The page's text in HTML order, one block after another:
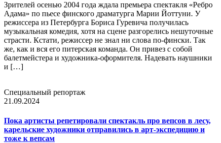
Зрителей осенью 2004 года ждала премьера спектакля «Ребро
Адама» по пьесе финского драматурга Марии Йоттуни. У
режиссера из Петербурга Бориса Гуревича получилась
музыкальная комедия, хотя на сцене разгорелись нешуточные
страсти. Кстати, режиссер не знал ни слова по-фински. Так
же, как и вся его питерская команда. Он привез с собой
балетмейстера и художника-оформителя. Надевать наушники
и […]
Специальный репортаж
21.09.2024
Пока артисты репетировали спектакль про вепсов в лесу,
карельские художники отправились в арт-экспедицию и
тоже к вепсам